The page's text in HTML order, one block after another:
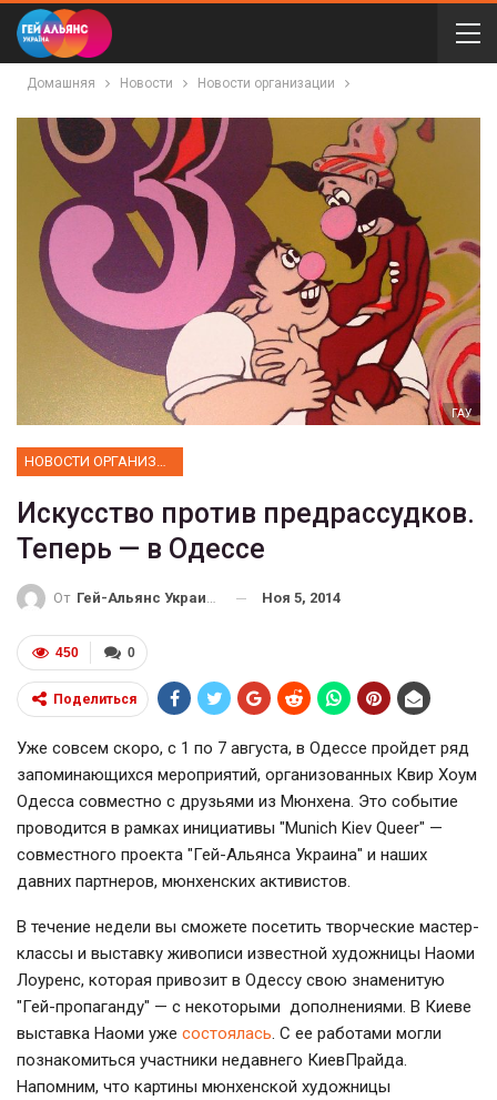
Домашняя Новости Новости организации
ГАУ
Искусство против предрассудков.
Теперь — в Одессе
От Гей-Альянс Украина Ноя 5, 2014
0
450
Поделиться
Уже совсем скоро, с 1 по 7 августа, в Одессе пройдет ряд
запоминающихся мероприятий, организованных Квир Хоум
Одесса совместно с друзьями из Мюнхена. Это событие
проводится в рамках инициативы "Munich Kiev Queer" —
совместного проекта "Гей-Альянса Украина" и наших
давних партнеров, мюнхенских активистов.
В течение недели вы сможете посетить творческие мастер-
классы и выставку живописи известной художницы Наоми
Лоуренс, которая привозит в Одессу свою знаменитую
"Гей-пропаганду" — с некоторыми дополнениями. В Киеве
выставка Наоми уже состоялась. С ее работами могли
познакомиться участники недавнего КиевПрайда.
Напомним, что картины мюнхенской художницы